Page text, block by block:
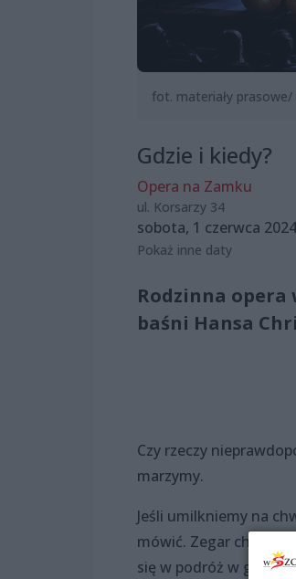
fot. materiały
Gdzie i kiedy?
Opera na Zamku
ul. Korsarzy 34
sobota, 1 czerwca
Pokaż inne daty
Rodzinna
baśni Hansa
Czy rzeczy
marzymy.
Jeśli umilkniemy na
mówić. Zegar chce
się w podróż w głąb